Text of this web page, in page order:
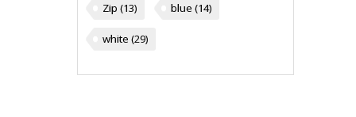
Zip (13) blue (14)
white (29)